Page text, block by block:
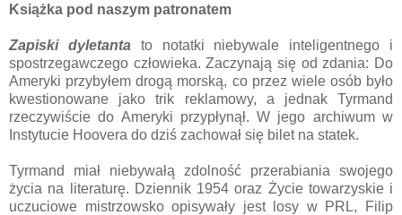
Książka pod naszym patronatem
Zapiski dyletanta to notatki niebywale inteligentnego i
spostrzegawczego człowieka. Zaczynają się od zdania: Do
Ameryki przybyłem drogą morską, co przez wiele osób było
kwestionowane jako trik reklamowy, a jednak Tyrmand
rzeczywiście do Ameryki przypłynął. W jego archiwum w
Instytucie Hoovera do dziś zachował się bilet na statek.
Tyrmand miał niebywałą zdolność przerabiania swojego
życia na literaturę. Dziennik 1954 oraz Życie towarzyskie i
uczuciowe mistrzowsko opisywały jest losy w PRL, Filip